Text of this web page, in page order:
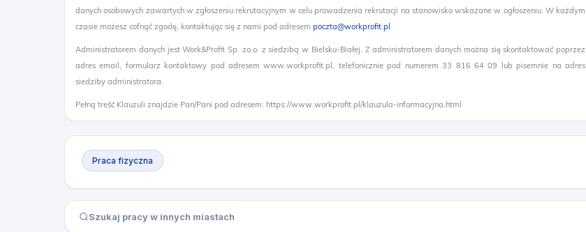
danych osobowych zawartych w zgłoszeniu rekrutacyjnym w celu prowadzenia rekrutacji na stanowisko wskazane w ogłoszeniu. W każdym
czasie możesz cofnąć zgodę, kontaktując się z nami pod adresem poczta@workprofit.pl
Administratorem danych jest Work&Profit Sp. zo.o. z siedzibą w Bielsku-Białej. Z administratorem danych można się skontaktować poprzez
adres email, formularz kontaktowy pod adresem www.workprofit.pl, telefonicznie pod numerem 33 816 64 09 lub pisemnie na adres
siedziby administratora.
Pełną treść Klauzuli znajdzie Pan/Pani pod adresem: https://www.workprofit.pl/klauzula-informacyjna.html
Praca fizyczna
Szukaj pracy w innych miastach